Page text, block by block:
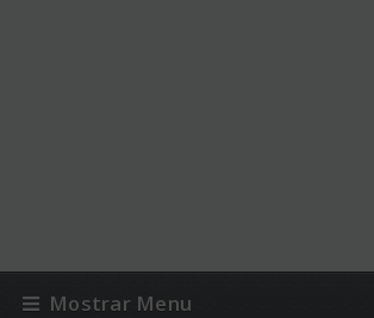
Mostrar Menu